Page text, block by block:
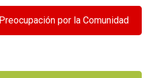
Preocupación por la Comunidad